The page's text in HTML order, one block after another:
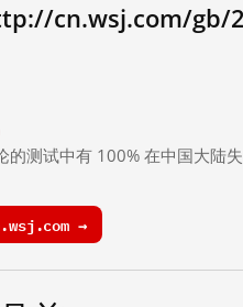
cn.wsj.com/gb/
测试中有 100% 在中国大陆失
→